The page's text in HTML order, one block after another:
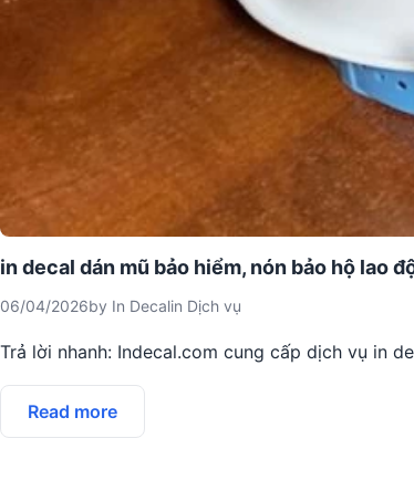
in decal dán mũ bảo hiểm, nón bảo hộ lao
06/04/2026by In Decalin Dịch vụ
Trả lời nhanh: Indecal.com cung cấp dịch vụ in
Read more